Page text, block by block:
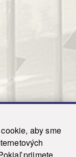
aby sme
prijmete